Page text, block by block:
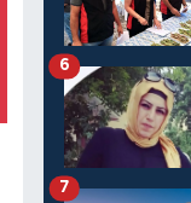
6
7